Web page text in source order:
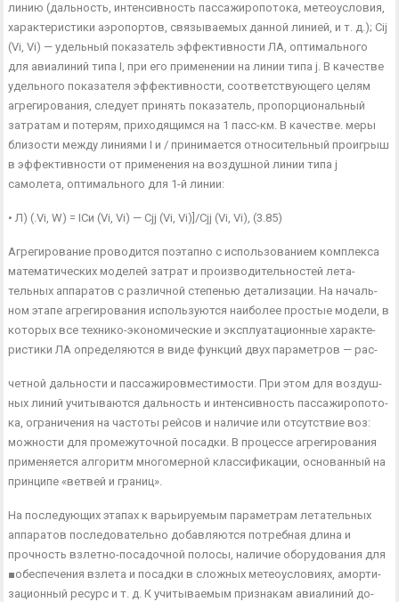
линию (дальность, интенсивность пассажиропотока, метеоусловия,
характеристики аэропортов, связываемых данной линией, и т. д.); Cij
(Vі, Vi) — удельный показатель эффективности ЛА, оптимально­го
для авиалиний типа I, при его применении на линии типа j. В ка­честве
удельного показателя эффективности, соответствующего це­лям
агрегирования, следует принять показатель, пропорциональ­ный
затратам и потерям, приходящимся на 1 пасс-км. В качестве. меры
близости между линиями I и / принимается относительный проигрыш
в эффективности от применения на воздушной линии ти­па j
самолета, оптимального для 1-й линии:
• Л) (.Vі, W) = IСи (Vі, Vi) — Cjj (Vi, Vi)]/Cjj (Vi, Vi), (3.85)
Агрегирование проводится поэтапно с использованием комплек­са
математических моделей затрат и производительностей лета­
тельных аппаратов с различной степенью детализации. На началь­
ном этапе агрегирования используются наиболее простые модели, в
которых все технико-экономические и эксплуатационные характе­
ристики ЛА определяются в виде функций двух параметров — рас-
четной дальности и пассажировместимости. При этом для воздуш­
ных линий учитываются дальность и интенсивность пассажиропото­
ка, ограничения на частоты рейсов и наличие или отсутствие воз:
можности для промежуточной посадки. В процессе агрегирования
применяется алгоритм многомерной классификации, основанный на
принципе «ветвей и границ».
На последующих этапах к варьируемым параметрам летатель­ных
аппаратов последовательно добавляются потребная длина и
прочность взлетно-посадочной полосы, наличие оборудования для
■обеспечения взлета и посадки в сложных метеоусловиях, аморти­
зационный ресурс и т. д. К учитываемым признакам авиалиний до­